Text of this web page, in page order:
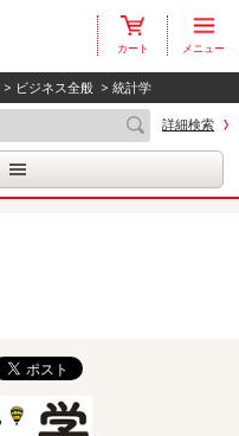
カート メニュー
> ビジネス全般 > 統計学
詳細検索